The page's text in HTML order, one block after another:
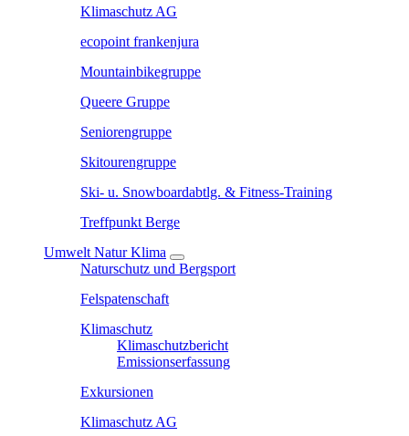
Klimaschutz AG
ecopoint frankenjura
Mountainbikegruppe
Queere Gruppe
Seniorengruppe
Skitourengruppe
Ski- u. Snowboardabtlg. & Fitness-Training
Treffpunkt Berge
Umwelt Natur Klima
Naturschutz und Bergsport
Felspatenschaft
Klimaschutz
Klimaschutzbericht
Emissionserfassung
Exkursionen
Klimaschutz AG